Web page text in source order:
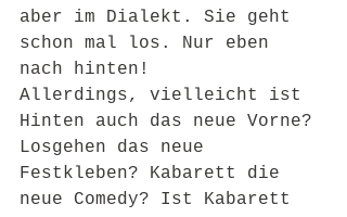
aber im Dialekt. Sie geht
schon mal los. Nur eben
nach hinten!
Allerdings, vielleicht ist
Hinten auch das neue Vorne?
Losgehen das neue
Festkleben? Kabarett die
neue Comedy? Ist Kabarett